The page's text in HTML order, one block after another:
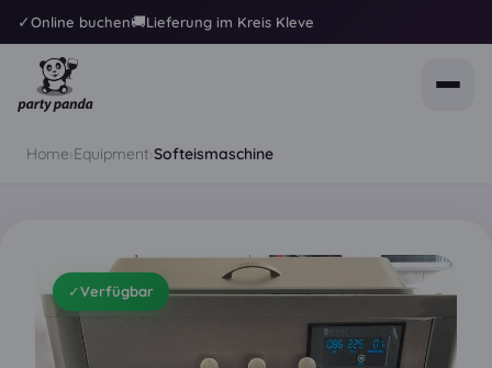
✓Online buchen🚚Lieferung im Kreis Kleve
Home›Equipment›Softeismaschine
✓Verfügbar